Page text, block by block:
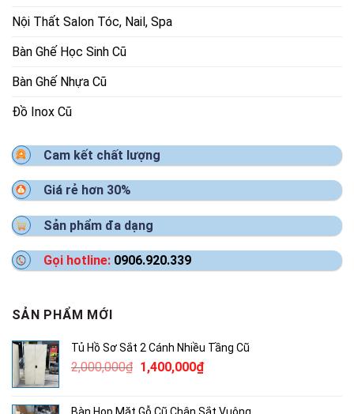
Nội Thất Salon Tóc, Nail, Spa
Bàn Ghế Học Sinh Cũ
Bàn Ghế Nhựa Cũ
Đồ Inox Cũ
Cam kết chất lượng
Giá rẻ hơn 30%
Sản phẩm đa dạng
Gọi hotline: 0906.920.339
SẢN PHẨM MỚI
Tủ Hồ Sơ Sắt 2 Cánh Nhiều Tầng Cũ
2,000,000₫ Giá
1,400,000₫Giá